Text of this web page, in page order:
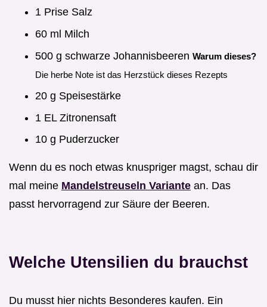
1 Prise Salz
60 ml Milch
500 g schwarze Johannisbeeren Warum dieses?
Die herbe Note ist das Herzstück dieses Rezepts
20 g Speisestärke
1 EL Zitronensaft
10 g Puderzucker
Wenn du es noch etwas knuspriger magst, schau dir
mal meine Mandelstreuseln Variante an. Das
passt hervorragend zur Säure der Beeren.
Welche Utensilien du brauchst
Du musst hier nichts Besonderes kaufen. Ein